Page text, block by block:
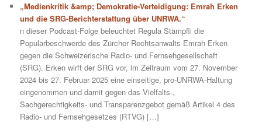
„Medienkritik &amp; Demokratie-Verteidigung: Emrah Erken
und die SRG-Berichterstattung über UNRWA.“
n dieser Podcast-Folge beleuchtet Regula Stämpfli die
Popularbeschwerde des Zürcher Rechtsanwalts Emrah Erken
gegen die Schweizerische Radio- und Fernsehgesellschaft
(SRG). Erken wirft der SRG vor, im Zeitraum vom 27. November
2024 bis 27. Februar 2025 eine einseitige, pro-UNRWA-Haltung
eingenommen und damit gegen das Vielfalts-,
Sachgerechtigkeits- und Transparenzgebot gemäß Artikel 4 des
Radio- und Fernsehgesetzes (RTVG) […]